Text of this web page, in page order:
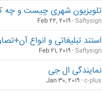
تلویزیون شهری چیست و چه
Saftysign
Feb 22, 2019
استند تبلیغاتی و انواع
Saftysign
Feb 21, 2019
نمایندگی ال جی
c-plus
Jan 30, 2019